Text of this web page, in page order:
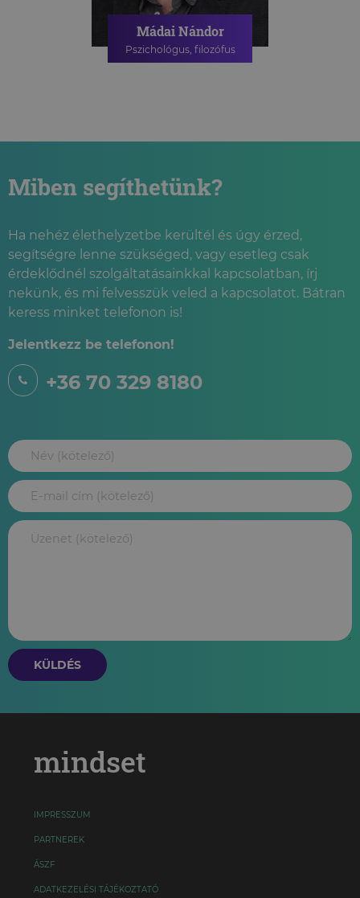
Mádai Nándor
Pszichológus, filozófus
Miben segíthetünk?
Ha nehéz élethelyzetbe kerültél és úgy érzed,
segítségre lenne szükséged, vagy esetleg csak
érdeklődnél szolgáltatásainkkal kapcsolatban, írj
nekünk, és mi felvesszük veled a kapcsolatot. Bátran
keress minket telefonon is!
Jelentkezz be telefonon!
+36 70 329 8180
KÜLDÉS
mindset
IMPRESSZUM
PARTNEREK
ÁSZF
ADATKEZELÉSI TÁJÉKOZTATÓ